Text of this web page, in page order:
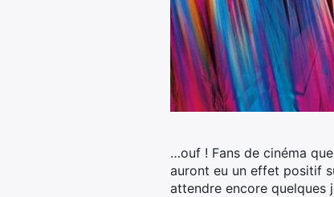
…ouf ! Fans de cinéma
auront eu un effet positif
attendre encore quelques